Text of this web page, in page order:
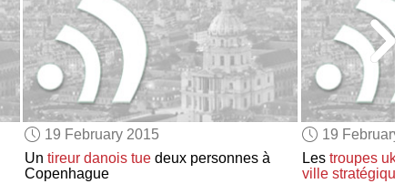
EDUCATIONAL LICENSES
GIFT CARDS
OTHER LANGUAGES
ABOUT US
ALEXA
ADJUST COLORS
19 February 2015
Un tireur danois tuedeux personnes à
Copenhague
19
Lestroupes
ville stratégique